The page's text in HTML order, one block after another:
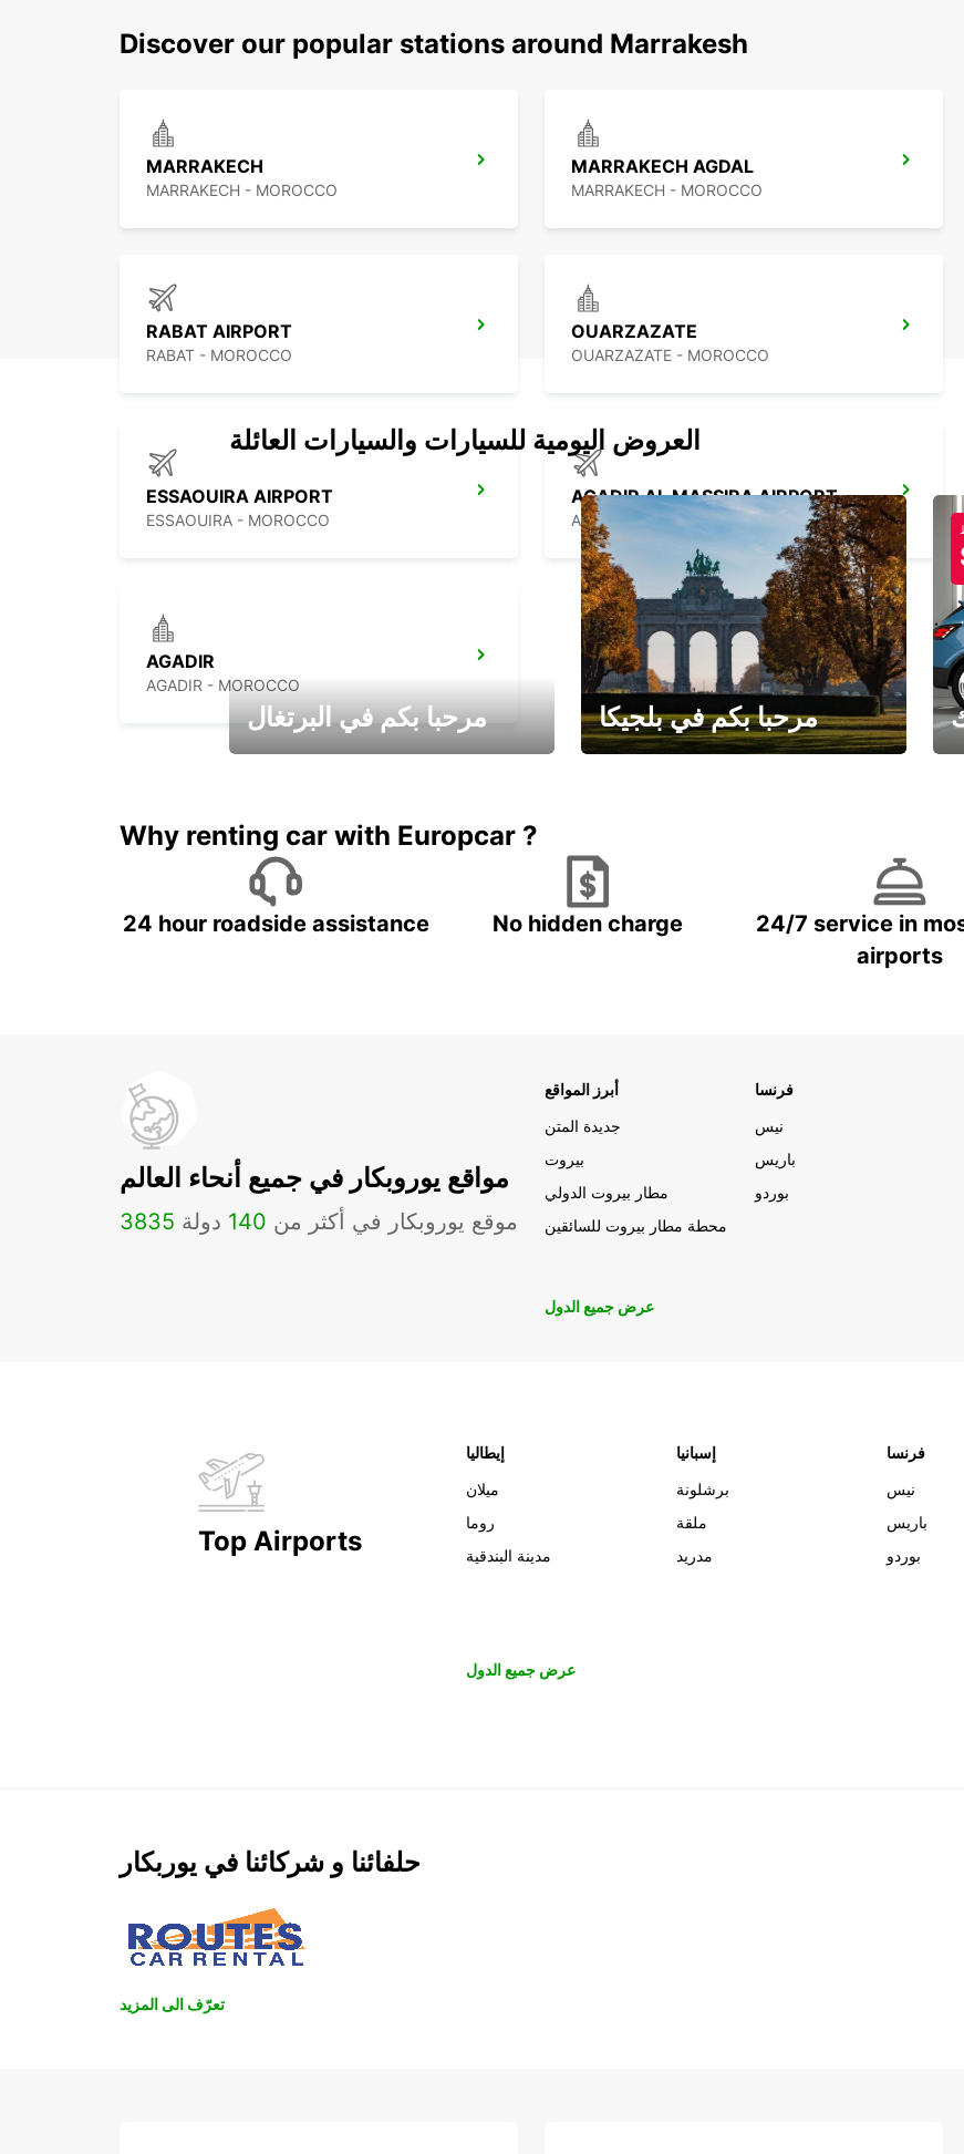
Discover our popular stations around Marrakesh
MARRAKECH
MARRAKECH - MOROCCO
MARRAKECH AGDAL
MARRAKECH - MOROCCO
RABAT AIRPORT
RABAT - MOROCCO
OUARZAZATE
OUARZAZATE - MOROCCO
ESSAOUIRA AIRPORT
ESSAOUIRA - MOROCCO
AGADIR AL MASSIRA AIRPORT
AGADIR - MOROCCO
AGADIR
AGADIR - MOROCCO
العروض اليومية للسيارات والسيارات العائلة
مرحبا بكم في البرتغال مرحبا بكم في بلجيكا
Why renting car with Europcar ?
24 hour roadside assistance No hidden charge
24/7 service in
airports
مواقع يوروبكار في جميع أنحاء العالم
3835 موقع يوروبكار في أكثر من 140 دولة
أبرز المواقع
جديدة المتن
بيروت
مطار بيروت الدولي
محطة مطار بيروت للسائقين
فرنسا
نيس
باريس
بوردو
عرض جميع الدول
Top Airports
إيطاليا
ميلان
روما
مدينة البندقية
إسبانيا
برشلونة
ملقة
مدريد
فرنسا
نيس
باريس
بوردو
عرض جميع الدول
حلفائنا و شركائنا في يوربكار
تعرّف الى المزيد